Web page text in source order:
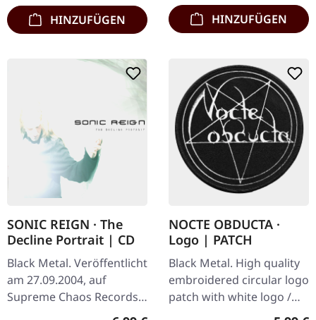
HINZUFÜGEN HINZUFÜGEN
SONIC REIGN · The
Decline Portrait | CD
Black Metal. Veröffentlicht
am 27.09.2004, auf
Supreme Chaos Records.
NOCTE OBDUCTA ·
Logo | PATCH
Black Metal. High quality
embroidered circular logo
patch with white logo /